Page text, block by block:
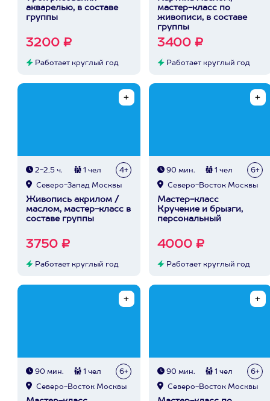
акварелью, в составе
группы
3200 ₽
Работает круглый год
мастер-класс по
живописи, в составе
группы
3400 ₽
Работает круглый год
2-2,5 ч. 1 чел 4+
Северо-Запад Москвы
Живопись акрилом /
маслом, мастер-класс в
составе группы
3750 ₽
Работает круглый год
90 мин. 1 чел 6+
Северо-Восток Москвы
Мастер-класс
Кручение и брызги,
персональный
4000 ₽
Работает круглый год
90 мин. 1 чел 6+
Северо-Восток Москвы
90 мин. 1 чел 6+
Северо-Восток Москвы